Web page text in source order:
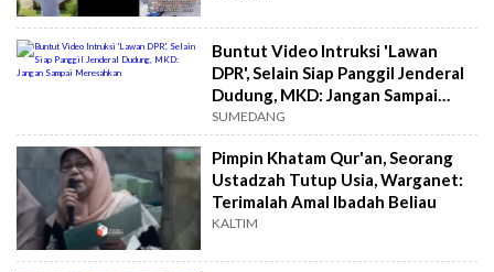
Buntut Video Intruksi 'Lawan
DPR', Selain Siap Panggil Jenderal
Dudung, MKD: Jangan Sampai
Meresahkan
SUMEDANG
Pimpin Khatam Qur'an, Seorang
Ustadzah Tutup Usia, Warganet:
Terimalah Amal Ibadah Beliau
KALTIM